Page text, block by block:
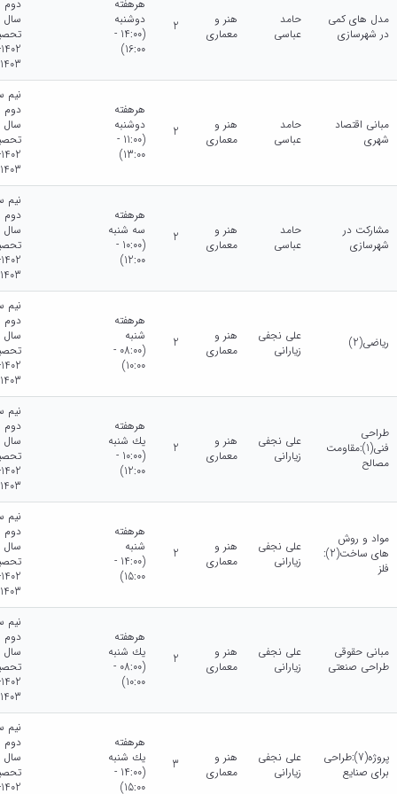
مدل های کمی
در شهرسازی
حامد
عباسی
هنر و
معماری
2
هرهفته
دوشنبه
(14:00 -
16:00)
دوم
سال
1403
مبانی اقتصاد
شهری
حامد
عباسی
هنر و
معماری
2
هرهفته
دوشنبه
(11:00 -
13:00)
نیم
دوم
سال
1403
مشارکت در
شهرسازی
حامد
عباسی
هنر و
معماری
2
هرهفته
سه شنبه
(10:00 -
12:00)
نیم
دوم
سال
1403
ریاضی(2)
علی نجفی
زیارانی
هنر و
معماری
2
هرهفته
شنبه
(08:00 -
10:00)
نیم
دوم
سال
1403
طراحی
فنی(1):مقاومت
مصالح
علی نجفی
زیارانی
هنر و
معماری
2
هرهفته
يك شنبه
(10:00 -
12:00)
نیم
دوم
سال
1403
مواد و روش
های ساخت(2):
فلز
علی نجفی
زیارانی
هنر و
معماری
2
هرهفته
شنبه
(14:00 -
15:00)
نیم
دوم
سال
1403
مبانی حقوقی
طراحی صنعتی
علی نجفی
زیارانی
هنر و
معماری
2
هرهفته
يك شنبه
(08:00 -
10:00)
نیم
دوم
سال
1403
پروژه(7):طراحی
برای صنایع
علی نجفی
زیارانی
هنر و
معماری
3
هرهفته
يك شنبه
(14:00 -
15:00)
نیم
دوم
سال